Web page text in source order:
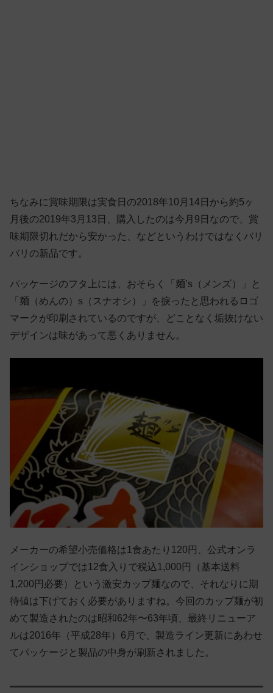
ちなみに賞味期限は実食日の2018年10月14日から約5ヶ
月後の2019年3月13日、購入したのは今月9日なので、賞
味期限切れだから安かった、などというわけではなくバリ
バリの新品です。
パッケージのフタ上には、おそらく「麺’s（メンズ）」と
「麺（めんの）s（スナオシ）」を捩ったと思われるロゴ
マークが印刷されているのですが、どことなく垢抜けない
デザインは味があって悪くありません。
メーカーの希望小売価格は1食あたり120円、公式オンラ
インショップでは12食入りで税込1,000円（基本送料
1,200円必要）という激安カップ麺なので、それなりに期
待値は下げておく必要がありますね。今回のカップ麺が初
めて製造されたのは昭和62年〜63年頃、最終リニューア
ルは2016年（平成28年）6月で、製造ライン更新にあわせ
てパッケージと製品の中身が刷新されました。